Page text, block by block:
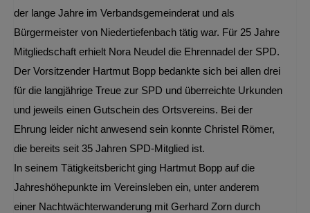
der lange Jahre im Verbandsgemeinderat und als
Bürgermeister von Niedertiefenbach tätig war. Für 25 Jahre
Mitgliedschaft erhielt Nora Neudel die Ehrennadel der SPD.
Der Vorsitzender Hartmut Bopp bedankte sich bei allen drei
für die langjährige Treue zur SPD und überreichte Urkunden
und jeweils einen Gutschein des Ortsvereins. Bei der
Ehrung leider nicht anwesend sein konnte Christel Römer,
die bereits seit 35 Jahren SPD-Mitglied ist.
In seinem Tätigkeitsbericht ging Hartmut Bopp auf die
Jahreshöhepunkte im Vereinsleben ein, unter anderem
einer Nachtwächterwanderung mit Gerhard Zorn durch